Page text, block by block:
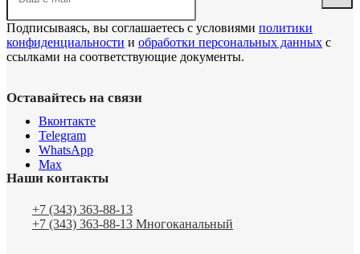
Подписываясь, вы соглашаетесь с условиями политики
конфиденциальности и обработки персональных данных с
ссылками на соответствующие документы.
Оставайтесь на связи
Вконтакте
Telegram
WhatsApp
Max
Наши контакты
+7 (343) 363-88-13
+7 (343) 363-88-13 Многоканальный